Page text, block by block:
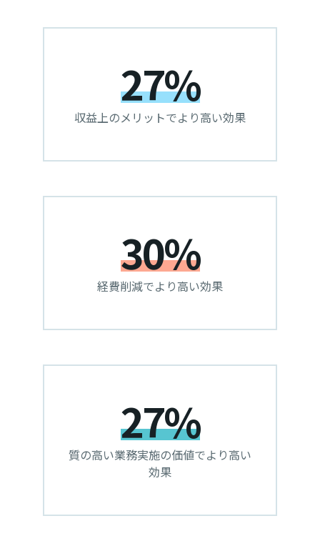
27%
収益上のメリットでより高い効果
30%
経費削減でより高い効果
27%
質の高い業務実施の価値でより高い
効果